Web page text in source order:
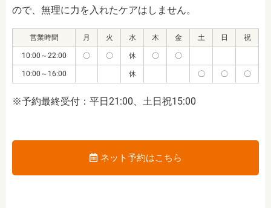
ので、無理に力を入れたケアはしません。
営業時間 月 火 水 木 金 土 日 祝
10:00～22:00 〇 〇 休 〇 〇
10:00～16:00 休 〇 〇 〇
※予約最終受付：平日21:00、土日祝15:00
ネット予約はこちら